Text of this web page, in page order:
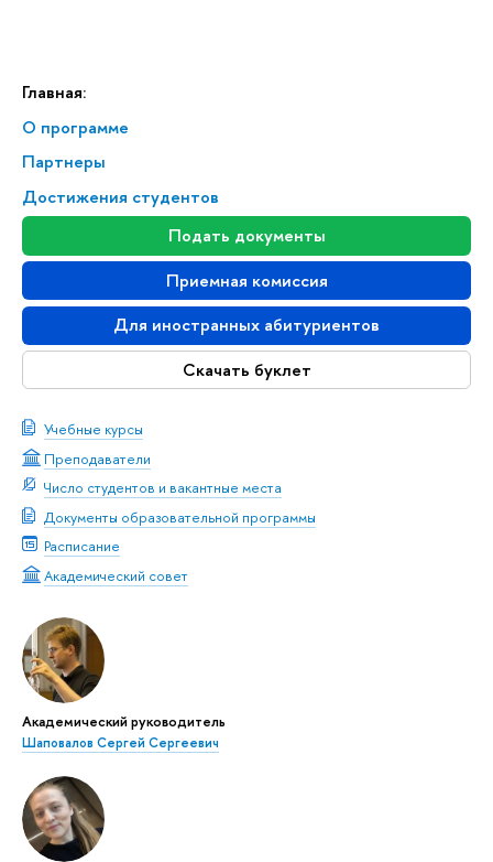
Главная:
О программе
Партнеры
Достижения студентов
Подать документы
Приемная комиссия
Для иностранных абитуриентов
Скачать буклет
Учебные курсы
Преподаватели
Число студентов и вакантные места
Документы образовательной программы
Расписание
Академический совет
Академический руководитель
Шаповалов Сергей Сергеевич